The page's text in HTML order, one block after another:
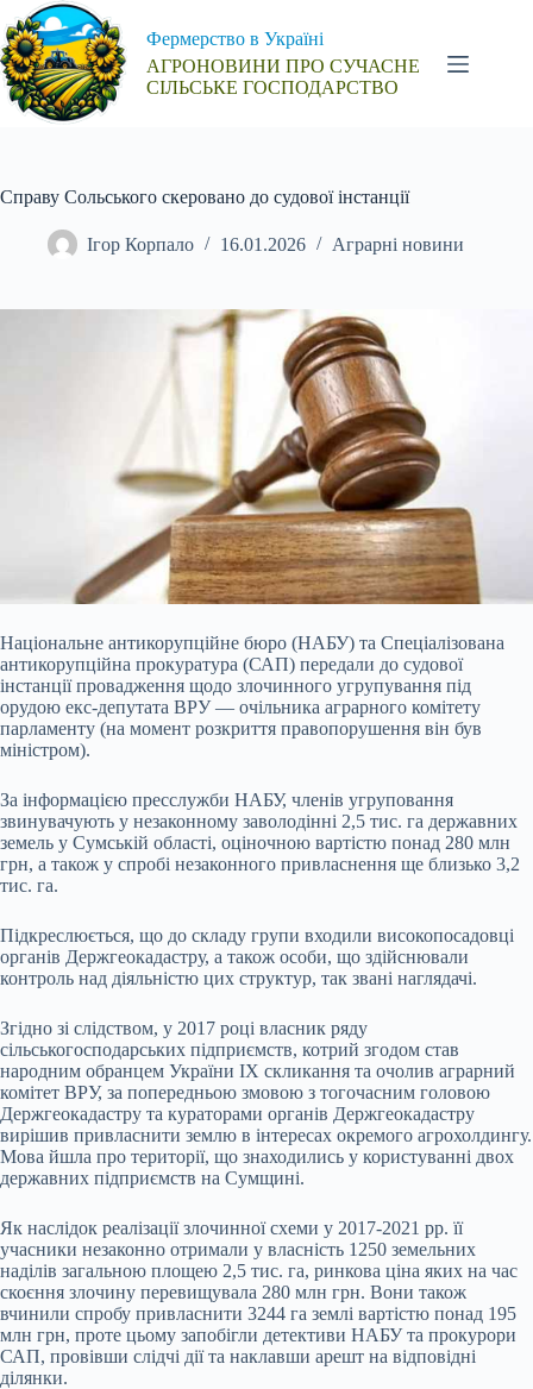
Перейти
до
вмісту
Фермерство в Україні
АГРОНОВИНИ ПРО СУЧАСНЕ
СІЛЬСЬКЕ ГОСПОДАРСТВО
Справу Сольського скеровано до судової інстанції
Ігор Корпало 16.01.2026 Аграрні новини
Національне антикорупційне бюро (НАБУ) та Спеціалізована
антикорупційна прокуратура (САП) передали до судової
інстанції провадження щодо злочинного угрупування під
орудою екс-депутата ВРУ — очільника аграрного комітету
парламенту (на момент розкриття правопорушення він був
міністром).
За інформацією пресслужби НАБУ, членів угруповання
звинувачують у незаконному заволодінні 2,5 тис. га державних
земель у Сумській області, оціночною вартістю понад 280 млн
грн, а також у спробі незаконного привласнення ще близько 3,2
тис. га.
Підкреслюється, що до складу групи входили високопосадовці
органів Держгеокадастру, а також особи, що здійснювали
контроль над діяльністю цих структур, так звані наглядачі.
Згідно зі слідством, у 2017 році власник ряду
сільськогосподарських підприємств, котрий згодом став
народним обранцем України IX скликання та очолив аграрний
комітет ВРУ, за попередньою змовою з тогочасним головою
Держгеокадастру та кураторами органів Держгеокадастру
вирішив привласнити землю в інтересах окремого агрохолдингу.
Мова йшла про території, що знаходились у користуванні двох
державних підприємств на Сумщині.
Як наслідок реалізації злочинної схеми у 2017-2021 рр. її
учасники незаконно отримали у власність 1250 земельних
наділів загальною площею 2,5 тис. га, ринкова ціна яких на час
скоєння злочину перевищувала 280 млн грн. Вони також
вчинили спробу привласнити 3244 га землі вартістю понад 195
млн грн, проте цьому запобігли детективи НАБУ та прокурори
САП, провівши слідчі дії та наклавши арешт на відповідні
ділянки.